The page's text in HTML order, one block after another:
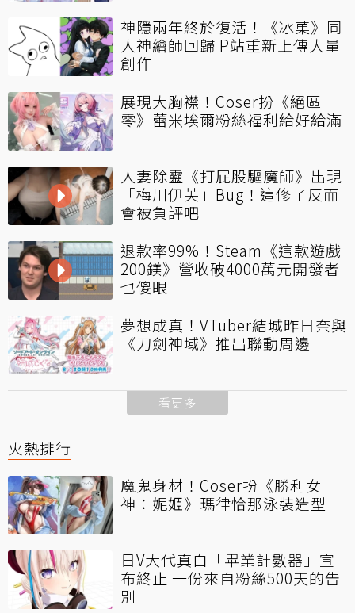
神隱兩年終於復活！《冰菓》同
人神繪師回歸 P站重新上傳大量
創作
展現大胸襟！Coser扮《絕區
零》蕾米埃爾粉絲福利給好給滿
人妻除靈《打屁股驅魔師》出現
「梅川伊芙」Bug！這修了反而
會被負評吧
退款率99%！Steam《這款遊戲
200鎂》營收破4000萬元開發者
也傻眼
夢想成真！VTuber結城昨日奈與
《刀劍神域》推出聯動周邊
看更多
火熱排行
魔鬼身材！Coser扮《勝利女
神：妮姬》瑪律恰那泳裝造型
日V大代真白「畢業計數器」宣
布終止 一份來自粉絲500天的告
別